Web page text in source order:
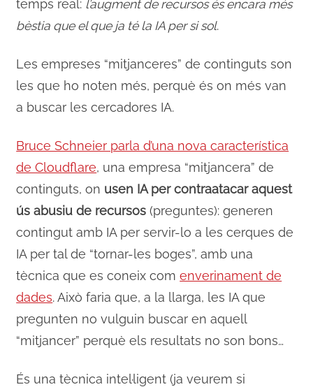
temps real: l’augment de recursos és encara més
bèstia que el que ja té la IA per si sol.
Les empreses “mitjanceres” de continguts son
les que ho noten més, perquè és on més van
a buscar les cercadores IA.
Bruce Schneier parla d’una nova característica
de Cloudflare, una empresa “mitjancera” de
continguts, on usen IA per contraatacar aquest
ús abusiu de recursos (preguntes): generen
contingut amb IA per servir-lo a les cerques de
IA per tal de “tornar-les boges”, amb una
tècnica que es coneix comenverinament de
dades. Això faria que, a la llarga, les IA que
pregunten no vulguin buscar en aquell
“mitjancer” perquè els resultats no son bons…
És una tècnica intel·ligent (ja veurem si